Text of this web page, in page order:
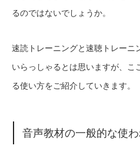
るのではないでしょうか。
速読トレーニングと速聴トレーニ
いらっしゃるとは思いますが、こ
る使い方をご紹介していきます。
音声教材の一般的な使